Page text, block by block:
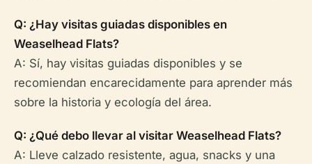
Q: ¿Hay visitas guiadas disponibles en
Weaselhead Flats?
A: Sí, hay visitas guiadas disponibles y se
recomiendan encarecidamente para aprender más
sobre la historia y ecología del área.
Q: ¿Qué debo llevar al visitar Weaselhead Flats?
A: Lleve calzado resistente, agua, snacks y una